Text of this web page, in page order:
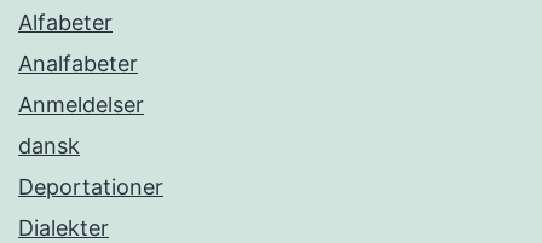
Alfabeter
Analfabeter
Anmeldelser
dansk
Deportationer
Dialekter